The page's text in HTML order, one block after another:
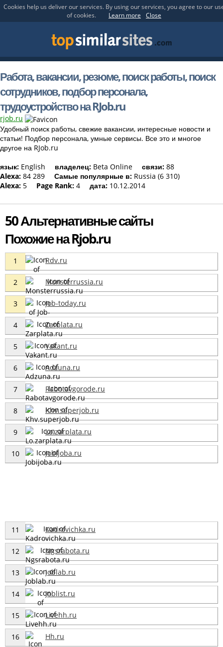
Cookies help us deliver our services. By using our services, you agree to our
of cookies.
Learn more Close
Работа, вакансии, резюме, поиск работы, поиск
сотрудников, подбор персонала,
трудоустройство на RJob.ru
rjob.ru
Удобный поиск работы, свежие вакансии, интересные новости и
статьи! Подбор персонала, умные сервисы. Все это и многое
другое на RJob.ru
язык: English владелец: Beta Online связи: 88
Alexa: 84 289 Самые популярные в: Russia (6 310)
Alexa: 5 Page Rank: 4 дата: 10.12.2014
50 Альтернативные сайты
Похожие на Rjob.ru
1 Rdv.ru
2 Monsterrussia.ru
3 Job-today.ru
4 Zarplata.ru
5 Vakant.ru
6 Adzuna.ru
7 Rabotavgorode.ru
8 Khv.superjob.ru
9 Lo.zarplata.ru
10 Jobijoba.ru
11 Kadrovichka.ru
12 Ngsrabota.ru
13 Joblab.ru
14 Joblist.ru
15 Livehh.ru
16 Hh.ru